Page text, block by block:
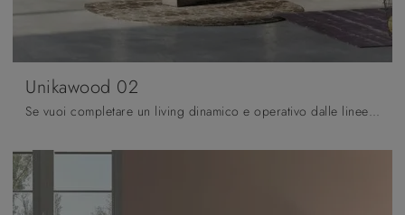
Unikawood 02
Se vuoi completare un living dinamico e operativo dalle linee moderne, ecco a te la parete attrezzata Unikawood 02 Fratelli Mirandola.